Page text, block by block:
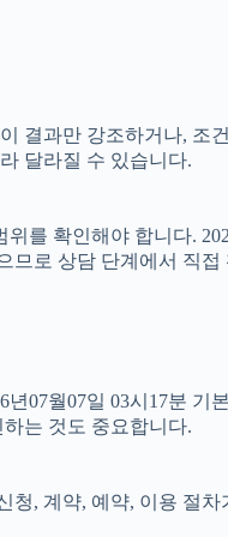
결과만 강조하거나, 조
달라질 수 있습니다.
를 확인해야 합니다.
로 상담 단계에서 직접
07월07일 03시17분 기
는 것도 중요합니다.
청, 계약, 예약, 이용 절